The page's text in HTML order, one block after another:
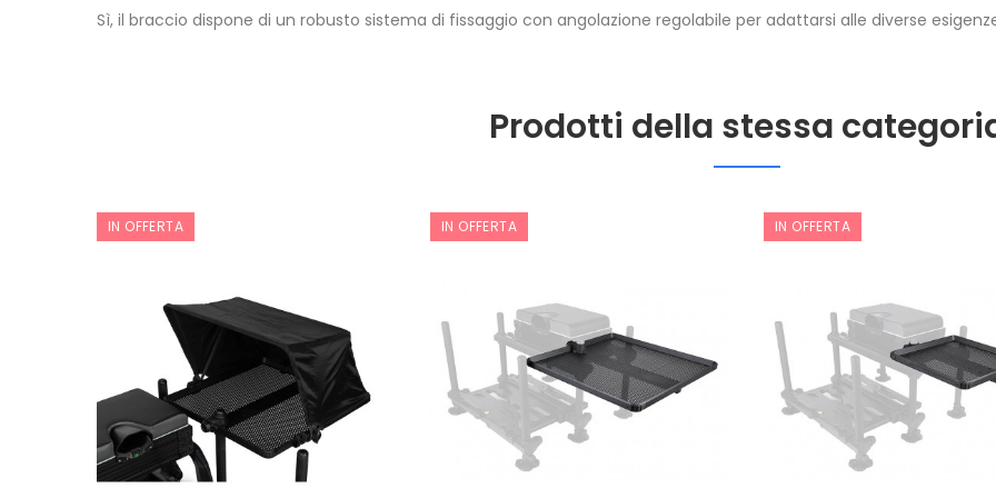
Sì, il braccio dispone di un robusto sistema di fissaggio con angolazione regolabile per adattarsi alle diverse
Prodotti della stessa
IN OFFERTA IN OFFERTA IN OFFERTA